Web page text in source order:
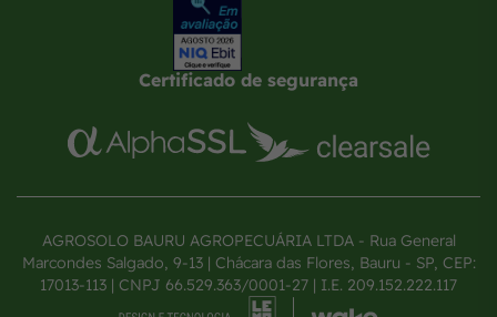
Certificado de segurança
AGROSOLO BAURU AGROPECUÁRIA LTDA - Rua General
Marcondes Salgado, 9-13 | Chácara das Flores, Bauru - SP, CEP:
17013-113 | CNPJ 66.529.363/0001-27 | I.E. 209.152.222.117